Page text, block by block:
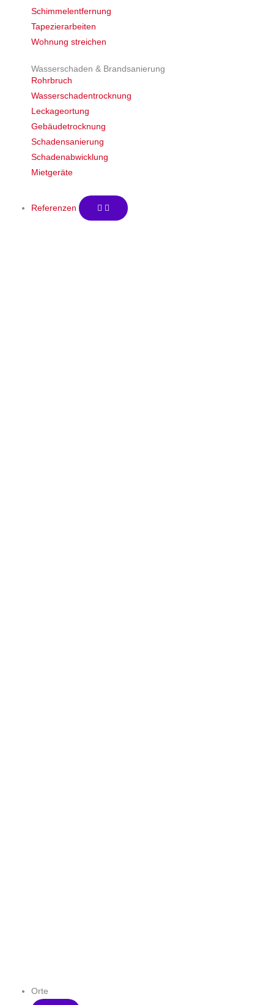
Schimmelentfernung
Tapezierarbeiten
Wohnung streichen
Wasserschaden & Brandsanierung
Rohrbruch
Wasserschadentrocknung
Leckageortung
Gebäudetrocknung
Schadensanierung
Schadenabwicklung
Mietgeräte
Referenzen
Orte